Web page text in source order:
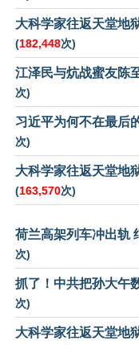
大科学家往返天堂地
(182,448次)
江泽民与炕战蜜友陈
次)
习近平为何不在最后
次)
大科学家往返天堂地
(163,570次)
荷兰高架列车冲出轨
次)
抓了！中共把孙大午
次)
大科学家往返天堂地